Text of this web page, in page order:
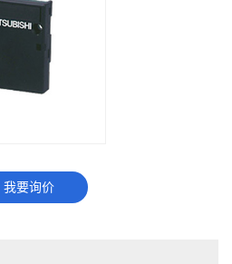
我要询价